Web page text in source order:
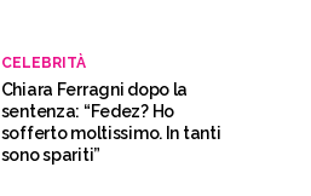
CELEBRITÀ
Chiara Ferragni dopo la
sentenza: “Fedez? Ho
sofferto moltissimo. In tanti
sono spariti”